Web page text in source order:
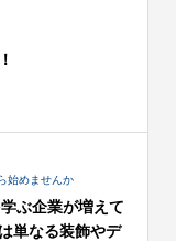
始めませんか
ぶ企業が増えて
単なる装飾やデ